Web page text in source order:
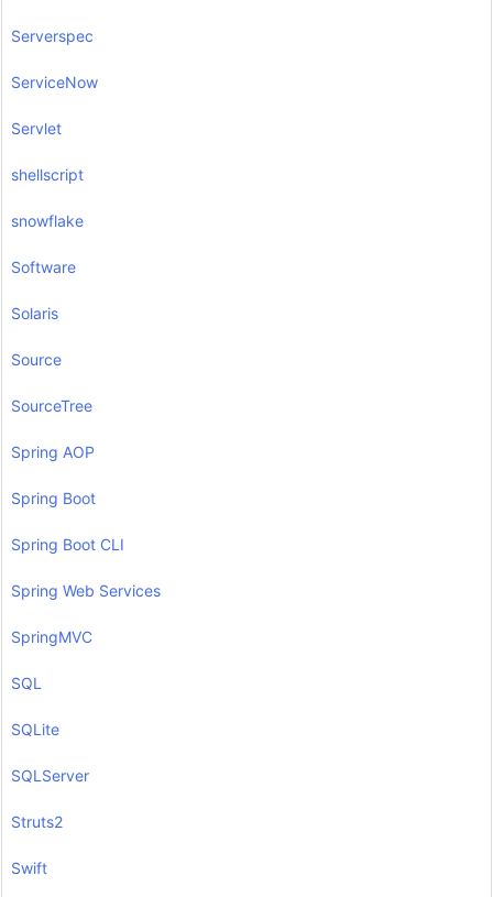
Serverspec
ServiceNow
Servlet
shellscript
snowflake
Software
Solaris
Source
SourceTree
Spring AOP
Spring Boot
Spring Boot CLI
Spring Web Services
SpringMVC
SQL
SQLite
SQLServer
Struts2
Swift